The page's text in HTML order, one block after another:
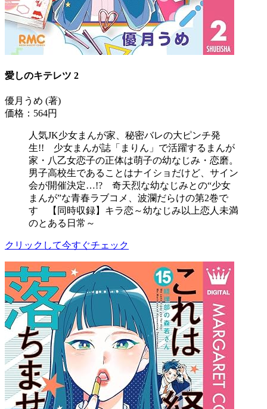
愛しのキテレツ 2
優月うめ (著)
価格：564円
人気JK少女まんが家、秘密バレの大ピンチ発
生!! 少女まんが誌「まりん」で活躍するまんが
家・八乙女恋子の正体は萌子の幼なじみ・恋磨。
男子高校生であることはナイショだけど、サイン
会が開催決定…!? 奇天烈な幼なじみとの“少女
まんが”な青春ラブコメ、波瀾だらけの第2巻で
す 【同時収録】キラ恋～幼なじみ以上恋人未満
のとある日常～
クリックして今すぐチェック